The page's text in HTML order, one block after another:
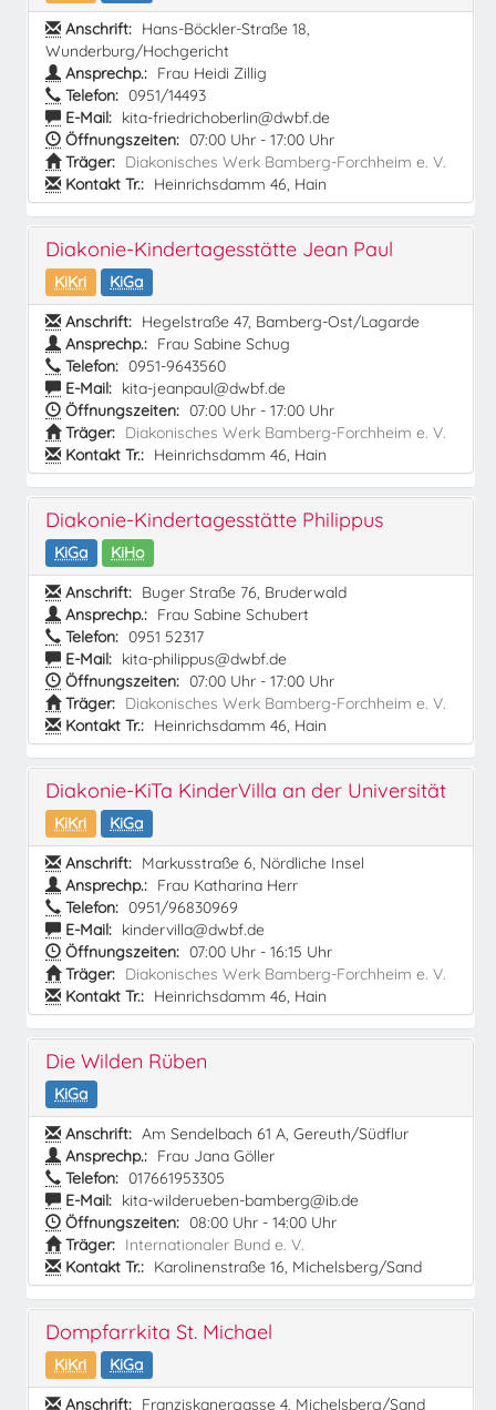
Anschrift: Hans-Böckler-Straße 18,
Wunderburg/Hochgericht
Ansprechp.: Frau Heidi Zillig
Telefon: 0951/14493
E-Mail: kita-friedrichoberlin@dwbf.de
Öffnungszeiten: 07:00 Uhr - 17:00 Uhr
Träger: Diakonisches Werk Bamberg-Forchheim e. V.
Kontakt Tr.: Heinrichsdamm 46, Hain
Diakonie-Kindertagesstätte Jean Paul
KiKri
KiGa
Anschrift: Hegelstraße 47, Bamberg-Ost/Lagarde
Ansprechp.: Frau Sabine Schug
Telefon: 0951-9643560
E-Mail: kita-jeanpaul@dwbf.de
Öffnungszeiten: 07:00 Uhr - 17:00 Uhr
Träger: Diakonisches Werk Bamberg-Forchheim e. V.
Kontakt Tr.: Heinrichsdamm 46, Hain
Diakonie-Kindertagesstätte Philippus
KiGa
KiHo
Anschrift: Buger Straße 76, Bruderwald
Ansprechp.: Frau Sabine Schubert
Telefon: 0951 52317
E-Mail: kita-philippus@dwbf.de
Öffnungszeiten: 07:00 Uhr - 17:00 Uhr
Träger: Diakonisches Werk Bamberg-Forchheim e. V.
Kontakt Tr.: Heinrichsdamm 46, Hain
Diakonie-KiTa KinderVilla an der Universität
KiKri
KiGa
Anschrift: Markusstraße 6, Nördliche Insel
Ansprechp.: Frau Katharina Herr
Telefon: 0951/96830969
E-Mail: kindervilla@dwbf.de
Öffnungszeiten: 07:00 Uhr - 16:15 Uhr
Träger: Diakonisches Werk Bamberg-Forchheim e. V.
Kontakt Tr.: Heinrichsdamm 46, Hain
Die Wilden Rüben
KiGa
Anschrift: Am Sendelbach 61 A, Gereuth/Südflur
Ansprechp.: Frau Jana Göller
Telefon: 017661953305
E-Mail: kita-wilderueben-bamberg@ib.de
Öffnungszeiten: 08:00 Uhr - 14:00 Uhr
Träger: Internationaler Bund e. V.
Kontakt Tr.: Karolinenstraße 16, Michelsberg/Sand
Dompfarrkita St. Michael
KiKri
KiGa
Anschrift: Franziskanergasse 4, Michelsberg/Sand